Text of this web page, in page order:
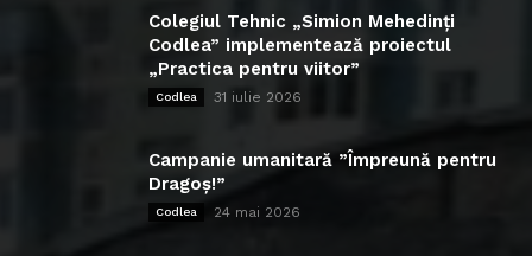
Colegiul Tehnic „Simion Mehedinți
Codlea” implementează proiectul
„Practica pentru viitor”
Codlea 31 iulie 2026
Campanie umanitară ”Împreună pentru
Dragoș!”
Codlea 24 mai 2026